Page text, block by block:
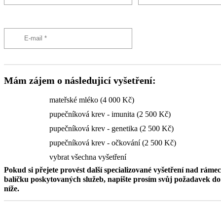
Mám zájem o následujicí vyšetření:
mateřské mléko (4 000 Kč)
pupečníková krev - imunita (2 500 Kč)
pupečníková krev - genetika (2 500 Kč)
pupečníková krev - očkování (2 500 Kč)
vybrat všechna vyšetření
Pokud si přejete provést další specializované vyšetření nad
balíčku poskytovaných služeb, napište prosím svůj požadavek
níže.